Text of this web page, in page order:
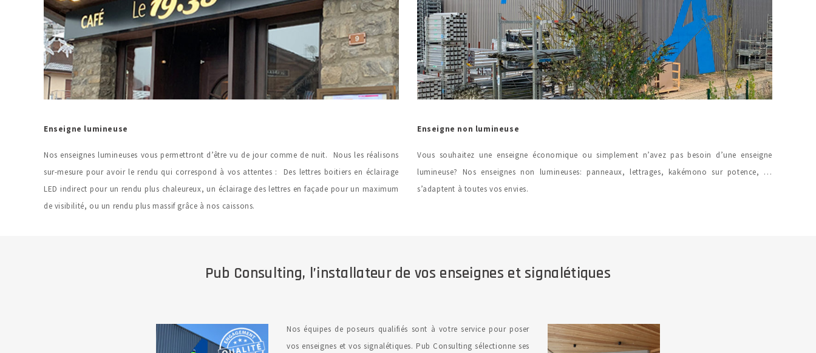
Enseigne lumineuse
Nos enseignes lumineuses vous permettront d’être vu de jour comme de nuit. Nous les réalisons
sur-mesure pour avoir le rendu qui correspond à vos attentes : Des lettres boitiers en éclairage
LED indirect pour un rendu plus chaleureux, un éclairage des lettres en façade pour un maximum
de visibilité, ou un rendu plus massif grâce à nos caissons.
Enseigne non lumineuse
Vous souhaitez une enseigne économique ou simplement n’avez pas besoin d’une enseigne
lumineuse? Nos enseignes non lumineuses: panneaux, lettrages, kakémono sur potence, …
s’adaptent à toutes vos envies.
Pub Consulting, l’installateur de vos enseignes et signalétiques
Nos équipes de poseurs qualifiés sont à votre service pour poser
vos enseignes et vos signalétiques. Pub Consulting sélectionne ses